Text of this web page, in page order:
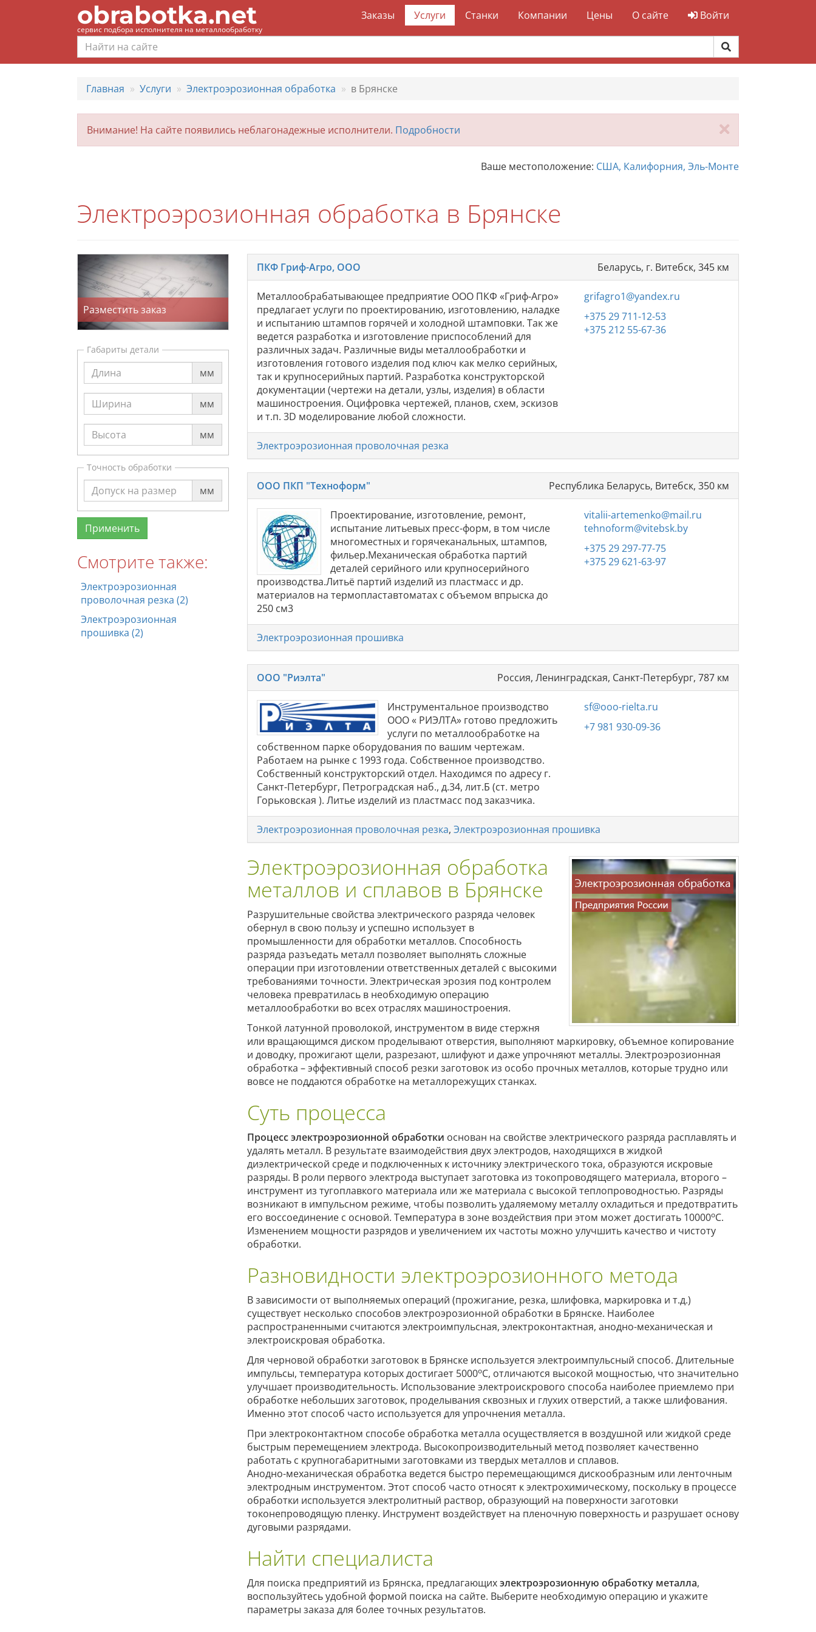
obrabotka.net
сервис подбора исполнителя на металлообработку
Заказы Услуги Станки Компании Цены О сайте Войти
Главная Услуги Электроэрозионная обработка в Брянске
Внимание! На сайте появились неблагонадежные исполнители. Подробности
Ваше местоположение: США, Калифорния, Эль-Монте
Электроэрозионная обработка в Брянске
Разместить заказ
Габариты детали
мм
мм
мм
Точность обработки
мм
Смотрите также:
Электроэрозионная
проволочная резка (2)
Электроэрозионная
прошивка (2)
ПКФ Гриф-Агро, ООО Беларусь, г. Витебск, 345 км
Металлообрабатывающее предприятие ООО ПКФ «Гриф-Агро»
предлагает услуги по проектированию, изготовлению, наладке
и испытанию штампов горячей и холодной штамповки. Так же
ведется разработка и изготовление приспособлений для
различных задач. Различные виды металлообработки и
изготовления готового изделия под ключ как мелко серийных,
так и крупносерийных партий. Разработка конструкторской
документации (чертежи на детали, узлы, изделия) в области
машиностроения. Оцифровка чертежей, планов, схем, эскизов
и т.п. 3D моделирование любой сложности.
grifagro1@yandex.ru
+375 29 711-12-53
+375 212 55-67-36
Электроэрозионная проволочная резка
ООО ПКП "Техноформ" Республика Беларусь, Витебск, 350 км
Проектирование, изготовление, ремонт,
испытание литьевых пресс-форм, в том числе
многоместных и горячеканальных, штампов,
фильер.Механическая обработка партий
деталей серийного или крупносерийного
производства.Литьё партий изделий из пластмасс и др.
материалов на термопластавтоматах с объемом впрыска до
250 см3
vitalii-artemenko@mail.ru
tehnoform@vitebsk.by
+375 29 297-77-75
+375 29 621-63-97
Электроэрозионная прошивка
ООО "Риэлта" Россия, Ленинградская, Санкт-Петербург, 787 км
Инструментальное производство
ООО « РИЭЛТА» готово предложить
услуги по металлообработке на
собственном парке оборудования по вашим чертежам.
Работаем на рынке с 1993 года. Собственное производство.
Собственный конструкторский отдел. Находимся по адресу г.
Санкт-Петербург, Петроградская наб., д.34, лит.Б (ст. метро
Горьковская ). Литье изделий из пластмасс под заказчика.
sf@ooo-rielta.ru
+7 981 930-09-36
Электроэрозионная проволочная резка, Электроэрозионная прошивка
Электроэрозионная обработка
металлов и сплавов в Брянске
Разрушительные свойства электрического разряда человек
обернул в свою пользу и успешно использует в
промышленности для обработки металлов. Способность
разряда разъедать металл позволяет выполнять сложные
операции при изготовлении ответственных деталей с высокими
требованиями точности. Электрическая эрозия под контролем
человека превратилась в необходимую операцию
металлообработки во всех отраслях машиностроения.
Тонкой латунной проволокой, инструментом в виде стержня
или вращающимся диском проделывают отверстия, выполняют маркировку, объемное копирование
и доводку, прожигают щели, разрезают, шлифуют и даже упрочняют металлы. Электроэрозионная
обработка – эффективный способ резки заготовок из особо прочных металлов, которые трудно или
вовсе не поддаются обработке на металлорежущих станках.
Суть процесса
Процесс электроэрозионной обработки основан на свойстве электрического разряда расплавлять и
удалять металл. В результате взаимодействия двух электродов, находящихся в жидкой
диэлектрической среде и подключенных к источнику электрического тока, образуются искровые
разряды. В роли первого электрода выступает заготовка из токопроводящего материала, второго –
инструмент из тугоплавкого материала или же материала с высокой теплопроводностью. Разряды
возникают в импульсном режиме, чтобы позволить удаляемому металлу охладиться и предотвратить
его воссоединение с основой. Температура в зоне воздействия при этом может достигать 10000оС.
Изменением мощности разрядов и увеличением их частоты можно улучшить качество и чистоту
обработки.
Разновидности электроэрозионного метода
В зависимости от выполняемых операций (прожигание, резка, шлифовка, маркировка и т.д.)
существует несколько способов электроэрозионной обработки в Брянске. Наиболее
распространенными считаются электроимпульсная, электроконтактная, анодно-механическая и
электроискровая обработка.
Для черновой обработки заготовок в Брянске используется электроимпульсный способ. Длительные
импульсы, температура которых достигает 5000оС, отличаются высокой мощностью, что значительно
улучшает производительность. Использование электроискрового способа наиболее приемлемо при
обработке небольших заготовок, проделывания сквозных и глухих отверстий, а также шлифования.
Именно этот способ часто используется для упрочнения металла.
При электроконтактном способе обработка металла осуществляется в воздушной или жидкой среде
быстрым перемещением электрода. Высокопроизводительный метод позволяет качественно
работать с крупногабаритными заготовками из твердых металлов и сплавов.
Анодно-механическая обработка ведется быстро перемещающимся дискообразным или ленточным
электродным инструментом. Этот способ часто относят к электрохимическому, поскольку в процессе
обработки используется электролитный раствор, образующий на поверхности заготовки
токонепроводящую пленку. Инструмент воздействует на пленочную поверхность и разрушает основу
дуговыми разрядами.
Найти специалиста
Для поиска предприятий из Брянска, предлагающихэлектроэрозионную обработку металла,
воспользуйтесь удобной формой поиска на сайте. Выберите необходимую операцию и укажите
параметры заказа для более точных результатов.